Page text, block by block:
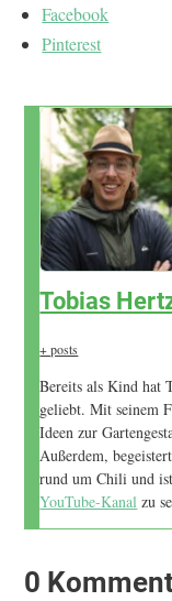
Facebook
Pinterest
Tobias
+ posts
Bereits als Kind hat
geliebt. Mit seinem
Ideen zur
Außerdem,
rund um Chili und
YouTube-Kanal zu
0